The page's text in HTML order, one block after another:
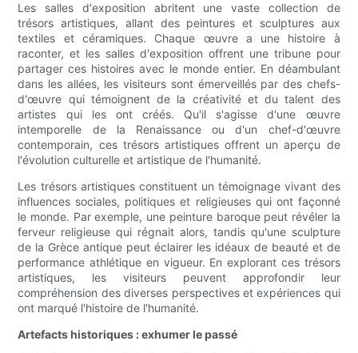
Les salles d'exposition abritent une vaste collection de
trésors artistiques, allant des peintures et sculptures aux
textiles et céramiques. Chaque œuvre a une histoire à
raconter, et les salles d'exposition offrent une tribune pour
partager ces histoires avec le monde entier. En déambulant
dans les allées, les visiteurs sont émerveillés par des chefs-
d'œuvre qui témoignent de la créativité et du talent des
artistes qui les ont créés. Qu'il s'agisse d'une œuvre
intemporelle de la Renaissance ou d'un chef-d'œuvre
contemporain, ces trésors artistiques offrent un aperçu de
l'évolution culturelle et artistique de l'humanité.
Les trésors artistiques constituent un témoignage vivant des
influences sociales, politiques et religieuses qui ont façonné
le monde. Par exemple, une peinture baroque peut révéler la
ferveur religieuse qui régnait alors, tandis qu'une sculpture
de la Grèce antique peut éclairer les idéaux de beauté et de
performance athlétique en vigueur. En explorant ces trésors
artistiques, les visiteurs peuvent approfondir leur
compréhension des diverses perspectives et expériences qui
ont marqué l'histoire de l'humanité.
Artefacts historiques : exhumer le passé